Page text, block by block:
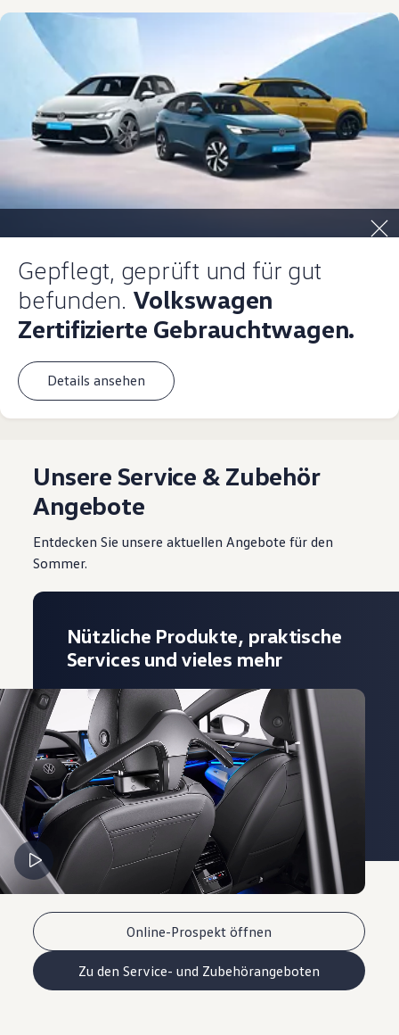
Gepflegt, geprüft und für gut
befunden. Volkswagen
Zertifizierte Gebrauchtwagen.
Details ansehen
Unsere Service & Zubehör
Angebote
Entdecken Sie unsere aktuellen Angebote für den
Sommer.
Online-Prospekt öffnen
Zu den Service- und Zubehörangeboten
Nützliche Produkte, praktische
Services und vieles mehr